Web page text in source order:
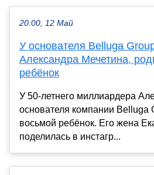
20:00, 12 Май
У основателя Belluga
Александра Мечетина,
ребёнок
У 50-летнего миллиардера
основателя компании Belluga
восьмой ребёнок. Его жена
поделилась в инстагр...